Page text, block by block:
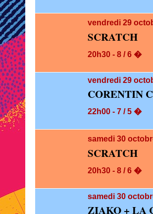
vendredi 29
SCRATCH
20h30 - 8 / 6 �
vendredi 29
CORENTIN
22h00 - 7 / 5 �
samedi 30
SCRATCH
20h30 - 8 / 6 �
samedi 30
ZIAKO + LA